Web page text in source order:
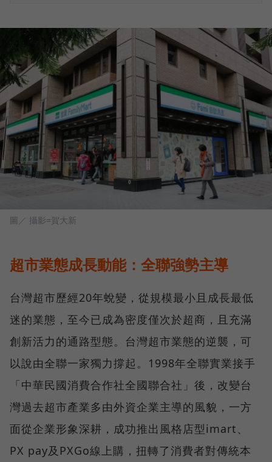
圖／ 攝影=賀大新
超市業態成長動能：全聯強勢主導
台灣超市歷經20年蛻變，從規模最小且成長最低
迷的業態，至今已成為密度僅次於超商，且充滿
創新活力的通路型態。台灣超市業態的逆襲，可
以說由全聯一家獨力撐起。1998年全聯實業接手
「中華民國消費合作社全國聯合社」後，改變台
灣過去超市產業多由外資企業主導的風貌，一方
面從企業形象深耕，成功推出風格店型imart、
PX pay及PXGo線上購，扭轉了消費者對傳統本